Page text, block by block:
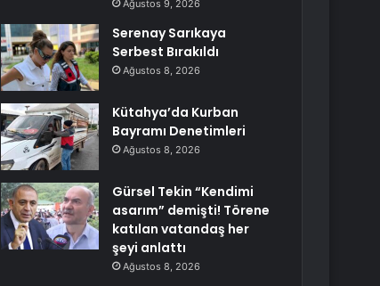
Ağustos 9, 2026
Serenay Sarıkaya
Serbest Bırakıldı
Ağustos 8, 2026
Kütahya’da Kurban
Bayramı Denetimleri
Ağustos 8, 2026
Gürsel Tekin “Kendimi
asarım” demişti! Törene
katılan vatandaş her
şeyi anlattı
Ağustos 8, 2026